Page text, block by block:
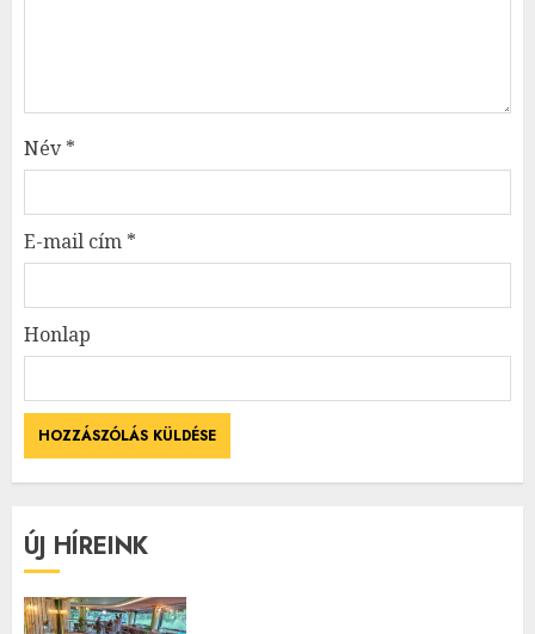
Név*
E-mail cím *
Honlap
ÚJ HÍREINK